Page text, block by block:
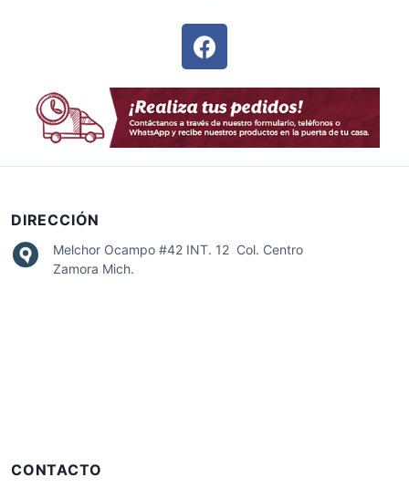
DIRECCIÓN
Melchor Ocampo #42 INT. 12 Col. Centro
Zamora Mich.
CONTACTO